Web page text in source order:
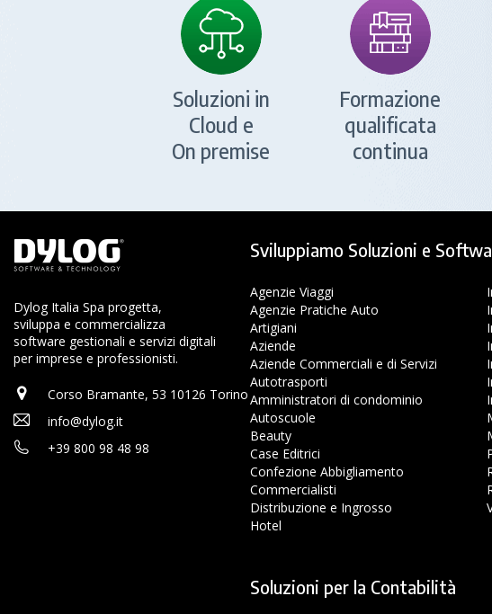
Soluzioni in
Cloud e
On premise
Formazione
qualificata
continua
Dylog Italia Spa progetta,
sviluppa e commercializza
software gestionali e servizi digitali
per imprese e professionisti.
Corso Bramante, 53 10126 Torino
info@dylog.it
+39 800 98 48 98
Sviluppiamo Soluzioni e
Agenzie Viaggi
Agenzie Pratiche Auto
Artigiani
Aziende
Aziende Commerciali e di Servizi
Autotrasporti
Amministratori di condominio
Autoscuole
Beauty
Case Editrici
Confezione Abbigliamento
Commercialisti
Distribuzione e Ingrosso
Hotel
Soluzioni per la Contabilità